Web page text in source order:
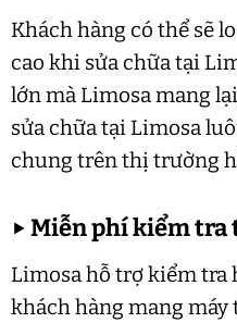
Khách hàng có thể sẽ
cao khi sửa chữa tại
lớn mà Limosa mang
sửa chữa tại Limosa
chung trên thị trường
▶Miễn phí kiểm tra
Limosa hỗ trợ kiểm tra
khách hàng mang